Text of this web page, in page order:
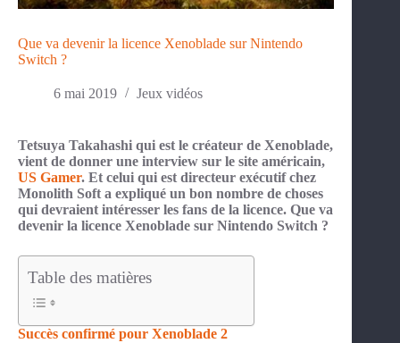
Que va devenir la licence Xenoblade sur Nintendo
Switch ?
6 mai 2019 Jeux vidéos
Tetsuya Takahashi qui est le créateur de Xenoblade,
vient de donner une interview sur le site américain,
US Gamer. Et celui qui est directeur exécutif chez
Monolith Soft a expliqué un bon nombre de choses
qui devraient intéresser les fans de la licence. Que va
devenir la licence Xenoblade sur Nintendo Switch ?
Table des matières
Succès confirmé pour Xenoblade 2